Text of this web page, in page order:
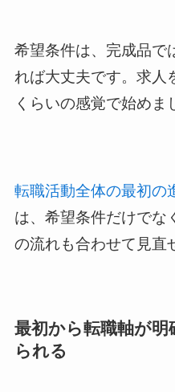
希望条件は、完成品で
れば大丈夫です。求人
くらいの感覚で始めま
転職活動全体の最初の
は、希望条件だけでな
の流れも合わせて見直
最初から転職軸が
られる